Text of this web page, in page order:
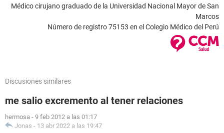
Médico cirujano graduado de la Universidad Nacional Mayor de San
Marcos
Número de registro 75153 en el Colegio Médico del Perú
Discusiones similares
me salio excremento al tener relaciones
hermosa - 9 feb 2012 a las 01:17
Jonas - 13 abr 2022 a las 19:47